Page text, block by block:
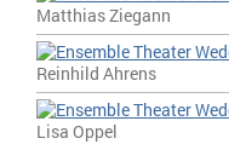
Matthias Ziegann
Reinhild Ahrens
Lisa Oppel